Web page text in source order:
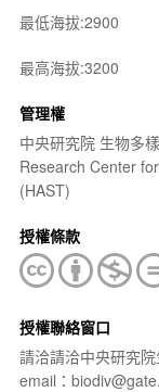
最低海拔:2900
最高海拔:3200
管理權
中央研究院 生物多
Research Center
(HAST)
授權條款
授權聯絡窗口
請洽請洽中央研究
email：